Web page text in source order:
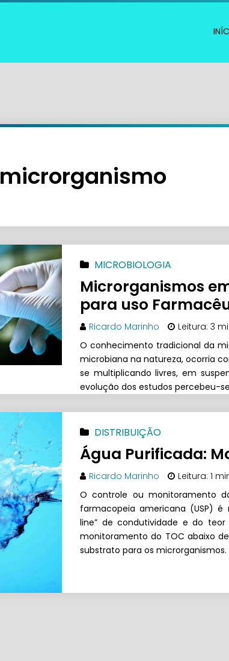
microrganismo
MICROBIOLOGIA
Microrganismos
para uso
Ricardo Marinho
Leitura: 3
O conhecimento tradicional da
microbiana na natureza, ocorria
se multiplicando livres, em
evolução dos estudos percebeu-
DISTRIBUIÇÃO
Água Purificada:
Ricardo Marinho
Leitura: 1
O controle ou monitoramento
farmacopeia americana (USP)
line” de condutividade e do
monitoramento do TOC abaixo
substrato para os